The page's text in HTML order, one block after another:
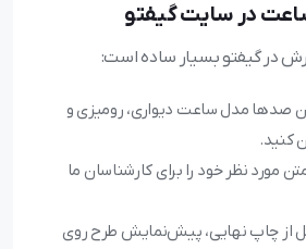
در سایت گیفتو
در گیفتو بسیار ساده است:
صدها مدل ساعت دیواری، رومیزی و
کنید.
مورد نظر خود را برای کارشناسان ما
از چاپ نهایی، پیش‌نمایش طرح روی